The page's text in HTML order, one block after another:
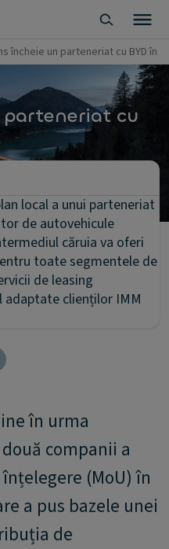
încheie un parteneriat cu BYD în
cu
local a unui parteneriat
de autovehicule
căruia va oferi
toate segmentele de
de leasing
adaptate clienților IMM
în urma
companii a
(MoU) în
a pus bazele unei
de